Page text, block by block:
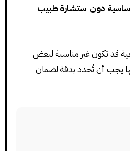
دون استشارة طبيب
قد تكون غير مناسبة لبعض
يجب أن تُحدد بدقة لضمان